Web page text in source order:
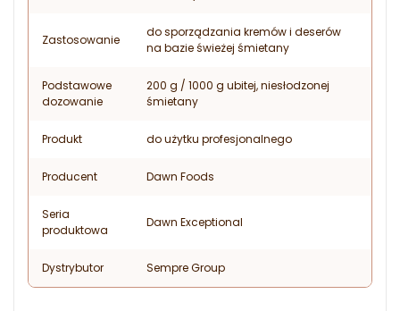
Zastosowanie
do sporządzania kremów i deserów
na bazie świeżej śmietany
Podstawowe
dozowanie
200 g / 1000 g ubitej, niesłodzonej
śmietany
Produkt do użytku profesjonalnego
Producent Dawn Foods
Seria
produktowa
Dawn Exceptional
Dystrybutor Sempre Group